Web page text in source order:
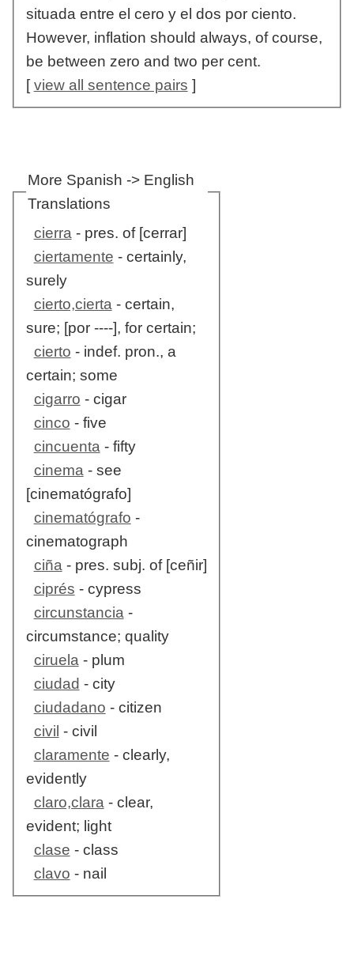
situada entre el cero y el dos por ciento.
However, inflation should always, of course,
be between zero and two per cent.
[view all sentence pairs ]
More Spanish -> English
Translations
cierra - pres. of [cerrar]
ciertamente - certainly,
surely
cierto,cierta - certain,
sure; [por ----], for certain;
cierto - indef. pron., a
certain; some
cigarro - cigar
cinco - five
cincuenta - fifty
cinema - see
[cinematógrafo]
cinematógrafo -
cinematograph
ciña - pres. subj. of [ceñir]
ciprés - cypress
circunstancia -
circumstance; quality
ciruela - plum
ciudad - city
ciudadano - citizen
civil - civil
claramente - clearly,
evidently
claro,clara - clear,
evident; light
clase - class
clavo - nail